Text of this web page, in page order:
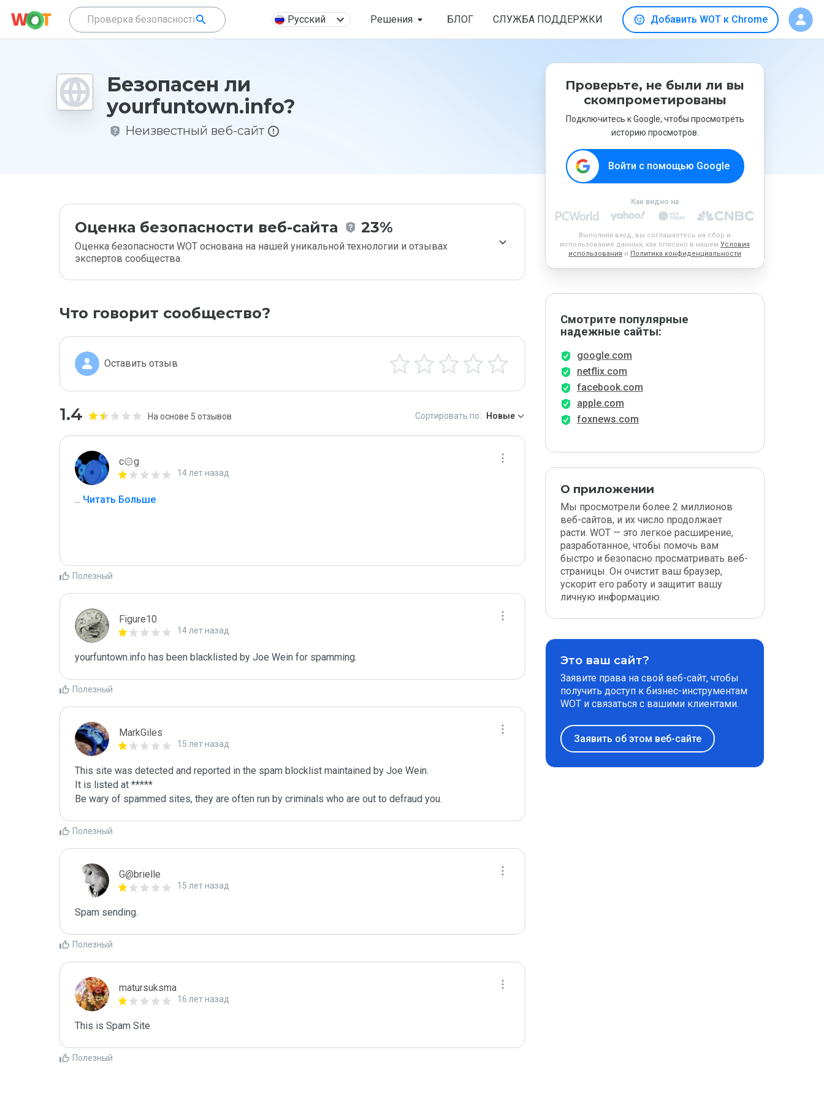
Русский Решения БЛОГ СЛУЖБА ПОДДЕРЖКИ Добавить WOT к Chrome
Безопасен ли
yourfuntown.info?
Неизвестный веб-сайт
Оценка безопасности веб-сайта 23%
Оценка безопасности WOT основана на нашей уникальной технологии и отзывах
экспертов сообщества.
Что говорит сообщество?
Оставить отзыв
1.4 На основе 5 отзывов Сортировать по: Новые
c۞g
14 лет назад
... Читать Больше
Полезный
Figure10
14 лет назад
yourfuntown.info has been blacklisted by Joe Wein for spamming.
Полезный
MarkGiles
15 лет назад
This site was detected and reported in the spam blocklist maintained by Joe Wein.
It is listed at *****
Be wary of spammed sites, they are often run by criminals who are out to defraud you.
Полезный
G@brielle
15 лет назад
Spam sending.
Полезный
matursuksma
16 лет назад
This is Spam Site
Полезный
Проверьте, не были ли вы
скомпрометированы
Подключитесь к Google, чтобы просмотреть
историю просмотров.
Войти с помощью Google
Как видно на
Выполняя вход, вы соглашаетесь на сбор и
использование данных, как описано в нашем Условия
использования и Политика конфиденциальности
Смотрите популярные
надежные сайты:
google.com
netflix.com
facebook.com
apple.com
foxnews.com
О приложении
Мы просмотрели более 2 миллионов
веб-сайтов, и их число продолжает
расти. WOT — это легкое расширение,
разработанное, чтобы помочь вам
быстро и безопасно просматривать веб-
страницы. Он очистит ваш браузер,
ускорит его работу и защитит вашу
личную информацию.
Это ваш сайт?
Заявите права на свой веб-сайт, чтобы
получить доступ к бизнес-инструментам
WOT и связаться с вашими клиентами.
Заявить об этом веб-сайте